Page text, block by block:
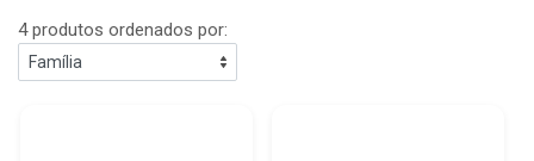
4 produtos ordenados por: